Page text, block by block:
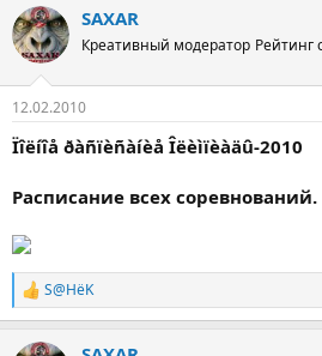
т
о
р
т
е
м
ы
т
н
а
л
SAXAR
Креативный модератор Рейтинг
12.02.2010
Ïîëíîå ðàñïèñàíèå Îëèìïèàäû-2010
Расписание всех соревнований.
Р
е
S@HёK